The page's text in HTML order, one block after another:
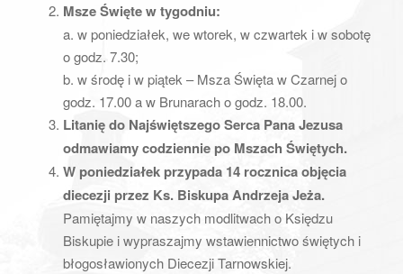
Msze Święte w tygodniu:
a. w poniedziałek, we wtorek, w czwartek i w sobotę
o godz. 7.30;
b. w środę i w piątek – Msza Święta w Czarnej o
godz. 17.00 a w Brunarach o godz. 18.00.
Litanię do Najświętszego Serca Pana Jezusa
odmawiamy codziennie po Mszach Świętych.
W poniedziałek przypada 14 rocznica objęcia
diecezji przez Ks. Biskupa Andrzeja Jeża.
Pamiętajmy w naszych modlitwach o Księdzu
Biskupie i wypraszajmy wstawiennictwo świętych i
błogosławionych Diecezji Tarnowskiej.